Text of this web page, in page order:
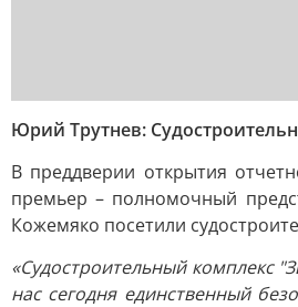
Юрий Трутнев:
В преддверии открытия
премьер – полномочный
Кожемяко посетили
«Судостроительный комплекс
нас сегодня единственный